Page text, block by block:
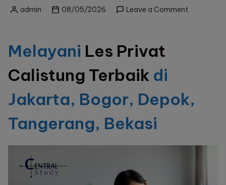
Postedadmin 08/05/2026 Leave a Comment
Melayani Les Privat
Calistung Terbaik di
Jakarta, Bogor, Depok,
Tangerang, Bekasi